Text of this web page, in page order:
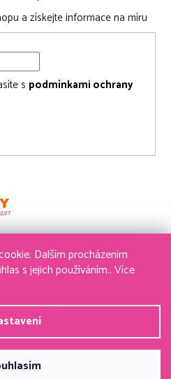
Dalším procházením
s jejich používáním.. Více
a získejte informace na míru
s podmínkami ochrany
. Všechna práva